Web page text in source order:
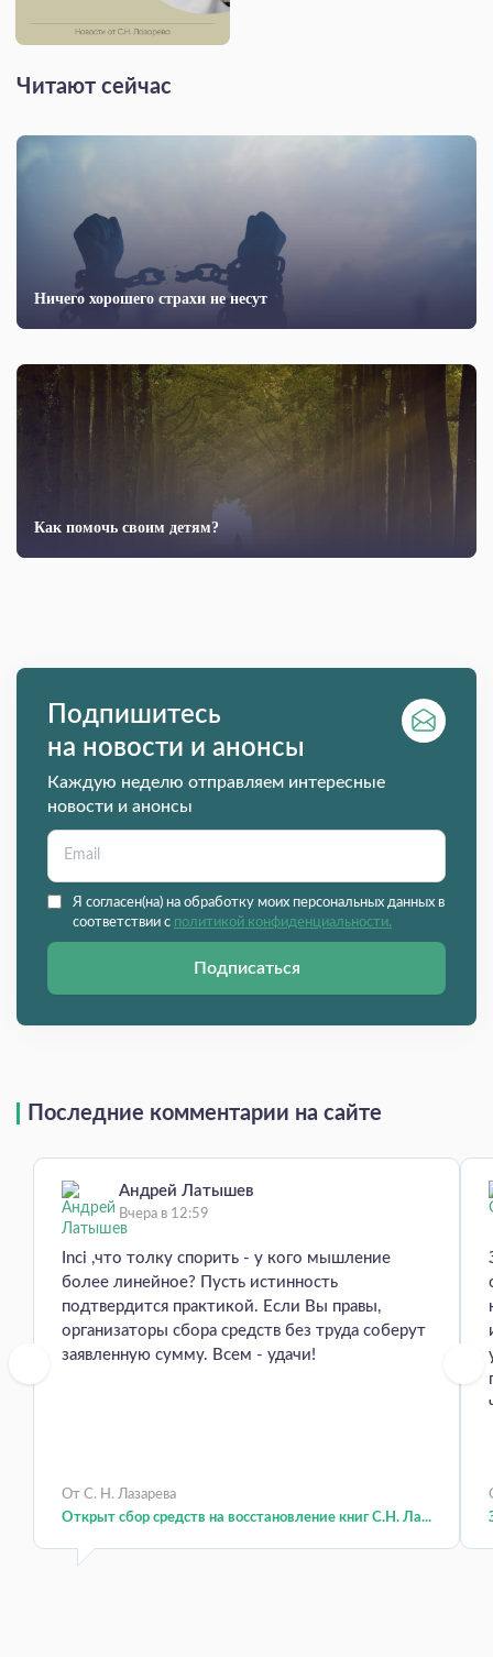
Читают сейчас
Ничего хорошего страхи не несут
Как помочь своим детям?
Подпишитесь
на новости и анонсы
Каждую неделю отправляем интересные
новости и анонсы
Я согласен(на) на обработку моих персональных данных в
соответствии с политикой конфиденциальности.
Подписаться
Последние комментарии на сайте
Андрей Латышев
Вчера в 12:59
Inci ,что толку спорить - у кого мышление
более линейное? Пусть истинность
подтвердится практикой. Если Вы правы,
организаторы сбора средств без труда соберут
заявленную сумму. Всем - удачи!
От С. Н. Лазарева
Открыт сбор средств на восстановление книг С.Н. Ла...